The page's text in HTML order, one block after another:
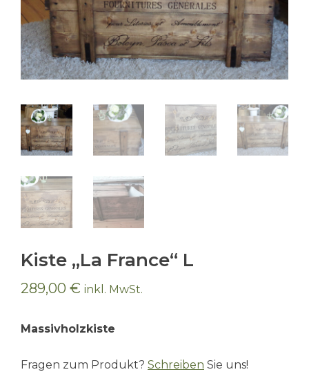
Kiste „La France“ L
289,00 € inkl. MwSt.
Massivholzkiste
Fragen zum Produkt? Schreiben Sie uns!